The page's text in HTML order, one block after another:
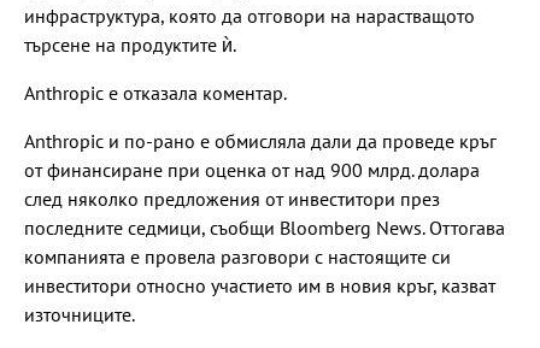
инфраструктура, която да отговори на нарастващото
търсене на продуктите ѝ.
Anthropic е отказала коментар.
Anthropic и по-рано е обмисляла дали да проведе кръг
от финансиране при оценка от над 900 млрд. долара
след няколко предложения от инвеститори през
последните седмици, съобщи Bloomberg News. Оттогава
компанията е провела разговори с настоящите си
инвеститори относно участието им в новия кръг, казват
източниците.